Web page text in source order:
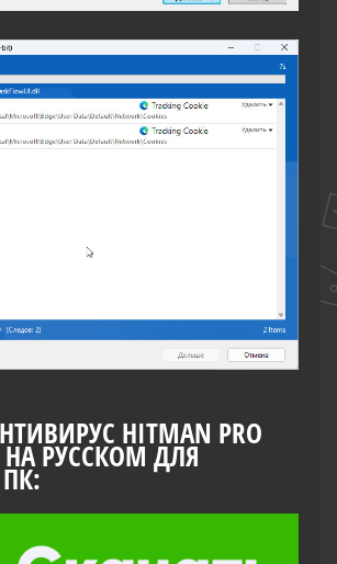
HITMAN PRO
НА РУССКОМ ДЛЯ